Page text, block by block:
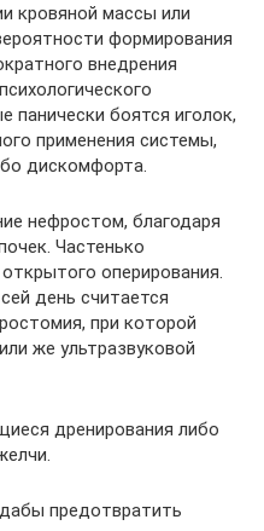
кровяной массы или
формирования
внедрения
боятся иголок,
применения системы,
дискомфорта.
нефростом, благодаря
Частенько
оперирования.
день считается
при которой
же ультразвуковой
дренирования либо
предотвратить